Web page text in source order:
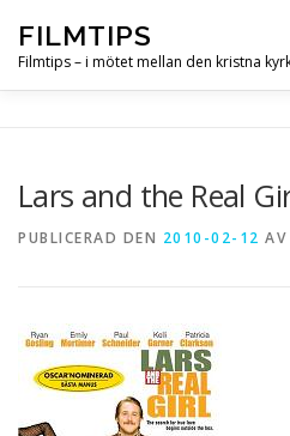
innehåll
FILMTIPS
Filmtips – i mötet mellan den kristna
Lars and the Real
PUBLICERAD DEN 2010-02-12 AV